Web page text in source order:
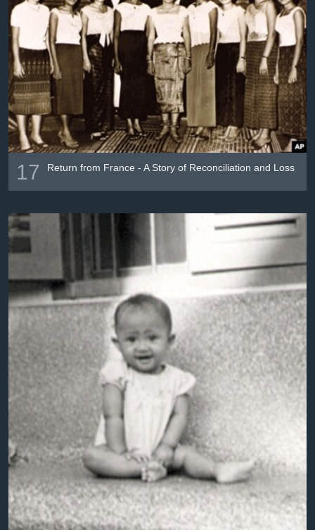
17 Return from France - A Story of Reconciliation and Loss